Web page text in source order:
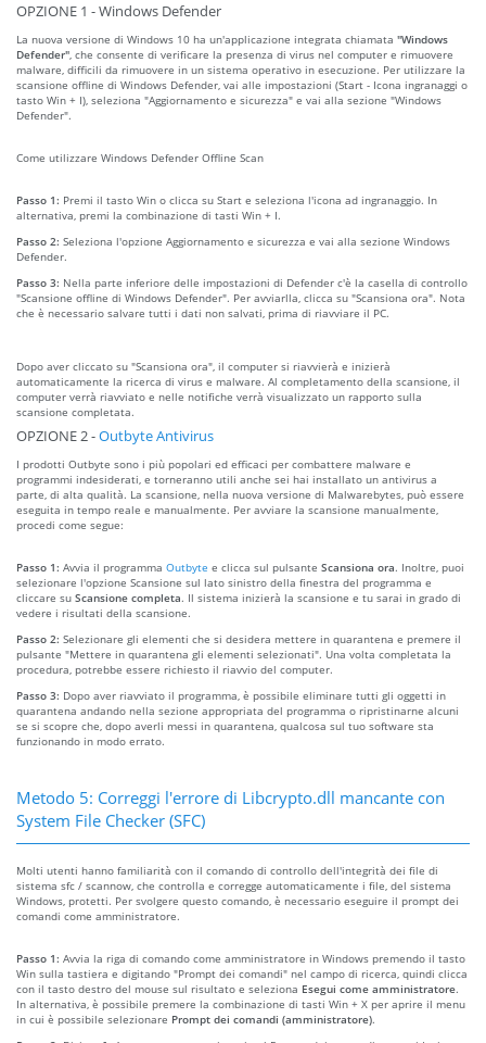
OPZIONE 1 - Windows Defender
La nuova versione di Windows 10 ha un'applicazione integrata chiamata "Windows
Defender" , che consente di verificare la presenza di virus nel computer e rimuovere
malware, difficili da rimuovere in un sistema operativo in esecuzione. Per utilizzare la
scansione offline di Windows Defender, vai alle impostazioni (Start - Icona ingranaggi o
tasto Win + I), seleziona "Aggiornamento e sicurezza" e vai alla sezione "Windows
Defender".
Come utilizzare Windows Defender Offline Scan
Passo 1: Premi il tasto Win o clicca su Start e seleziona l'icona ad ingranaggio. In
alternativa, premi la combinazione di tasti Win + I.
Passo 2: Seleziona l'opzione Aggiornamento e sicurezza e vai alla sezione Windows
Defender.
Passo 3: Nella parte inferiore delle impostazioni di Defender c'è la casella di controllo
"Scansione offline di Windows Defender". Per avviarlla, clicca su "Scansiona ora". Nota
che è necessario salvare tutti i dati non salvati, prima di riavviare il PC.
Dopo aver cliccato su "Scansiona ora", il computer si riavvierà e inizierà
automaticamente la ricerca di virus e malware. Al completamento della scansione, il
computer verrà riavviato e nelle notifiche verrà visualizzato un rapporto sulla
scansione completata.
OPZIONE 2 -Outbyte Antivirus
I prodotti Outbyte sono i più popolari ed efficaci per combattere malware e
programmi indesiderati, e torneranno utili anche sei hai installato un antivirus a
parte, di alta qualità. La scansione, nella nuova versione di Malwarebytes, può essere
eseguita in tempo reale e manualmente. Per avviare la scansione manualmente,
procedi come segue:
Passo 1: Avvia il programma Outbyte e clicca sul pulsante Scansiona ora. Inoltre, puoi
selezionare l'opzione Scansione sul lato sinistro della finestra del programma e
cliccare su Scansione completa. Il sistema inizierà la scansione e tu sarai in grado di
vedere i risultati della scansione.
Passo 2: Selezionare gli elementi che si desidera mettere in quarantena e premere il
pulsante "Mettere in quarantena gli elementi selezionati". Una volta completata la
procedura, potrebbe essere richiesto il riavvio del computer.
Passo 3: Dopo aver riavviato il programma, è possibile eliminare tutti gli oggetti in
quarantena andando nella sezione appropriata del programma o ripristinarne alcuni
se si scopre che, dopo averli messi in quarantena, qualcosa sul tuo software sta
funzionando in modo errato.
Metodo 5: Correggi l'errore di Libcrypto.dll mancante con
System File Checker (SFC)
Molti utenti hanno familiarità con il comando di controllo dell'integrità dei file di
sistema sfc / scannow, che controlla e corregge automaticamente i file, del sistema
Windows, protetti. Per svolgere questo comando, è necessario eseguire il prompt dei
comandi come amministratore.
Passo 1: Avvia la riga di comando come amministratore in Windows premendo il tasto
Win sulla tastiera e digitando "Prompt dei comandi" nel campo di ricerca, quindi clicca
con il tasto destro del mouse sul risultato e seleziona Esegui come amministratore.
In alternativa, è possibile premere la combinazione di tasti Win + X per aprire il menu
in cui è possibile selezionare Prompt dei comandi (amministratore).